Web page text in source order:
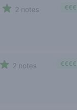
2 notes €€€
2 notes €€€€